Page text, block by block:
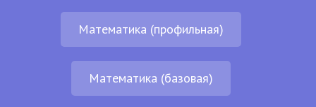
Математика (профильная)
Математика (базовая)